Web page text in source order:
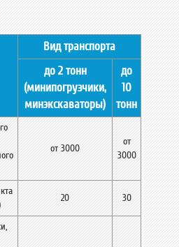
Вид транспорта
до 2 тонн
(минипогрузчики,
минэкскаваторы)
до
10
тонн
от 3000
от
3000
20 30